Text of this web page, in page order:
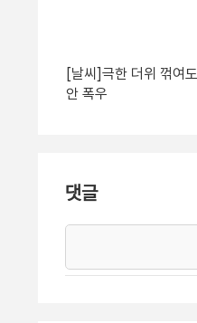
[날씨]극한 더위 꺾여
안 폭우
댓글